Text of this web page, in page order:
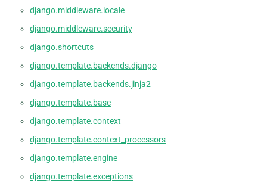
django.middleware.locale
django.middleware.security
django.shortcuts
django.template.backends.django
django.template.backends.jinja2
django.template.base
django.template.context
django.template.context_processors
django.template.engine
django.template.exceptions